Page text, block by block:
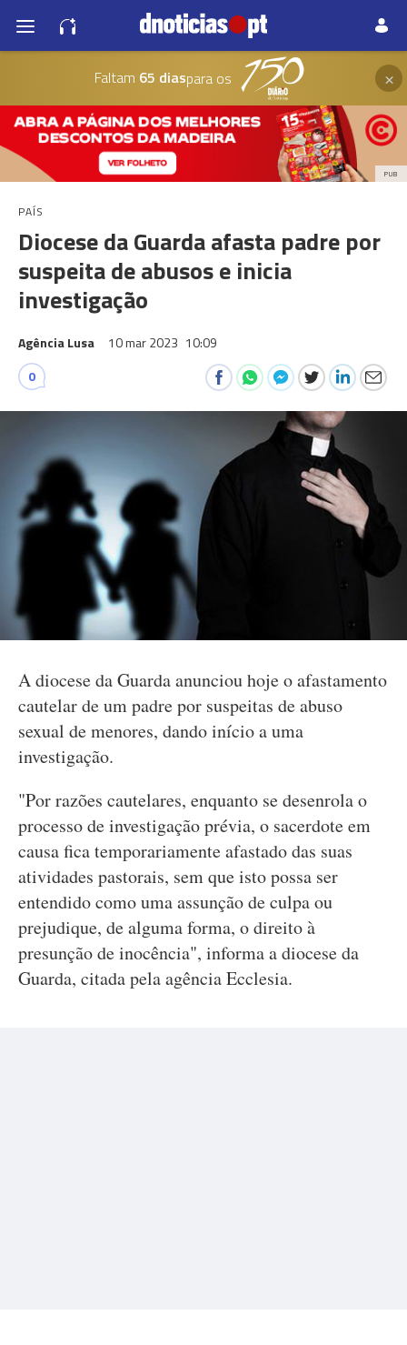
Faltam 65 diaspara os ×
PUB
PAÍS
Diocese da Guarda afasta padre por
suspeita de abusos e inicia
investigação
Agência Lusa 10 mar 2023 10:09
0
A diocese da Guarda anunciou hoje o afastamento
cautelar de um padre por suspeitas de abuso
sexual de menores, dando início a uma
investigação.
"Por razões cautelares, enquanto se desenrola o
processo de investigação prévia, o sacerdote em
causa fica temporariamente afastado das suas
atividades pastorais, sem que isto possa ser
entendido como uma assunção de culpa ou
prejudique, de alguma forma, o direito à
presunção de inocência", informa a diocese da
Guarda, citada pela agência Ecclesia.